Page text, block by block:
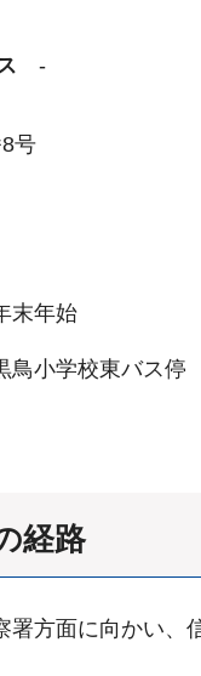
-
号
末年始
小学校東バス停
経路
署方面に向かい